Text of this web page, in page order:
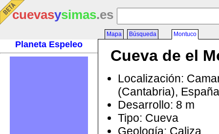
cuevasysimas.es
Planeta Espeleo
Mapa Búsqueda Montuco
Cueva de el
Localización:
(Cantabria), España
Desarrollo: 8 m
Tipo: Cueva
Geología: Caliza